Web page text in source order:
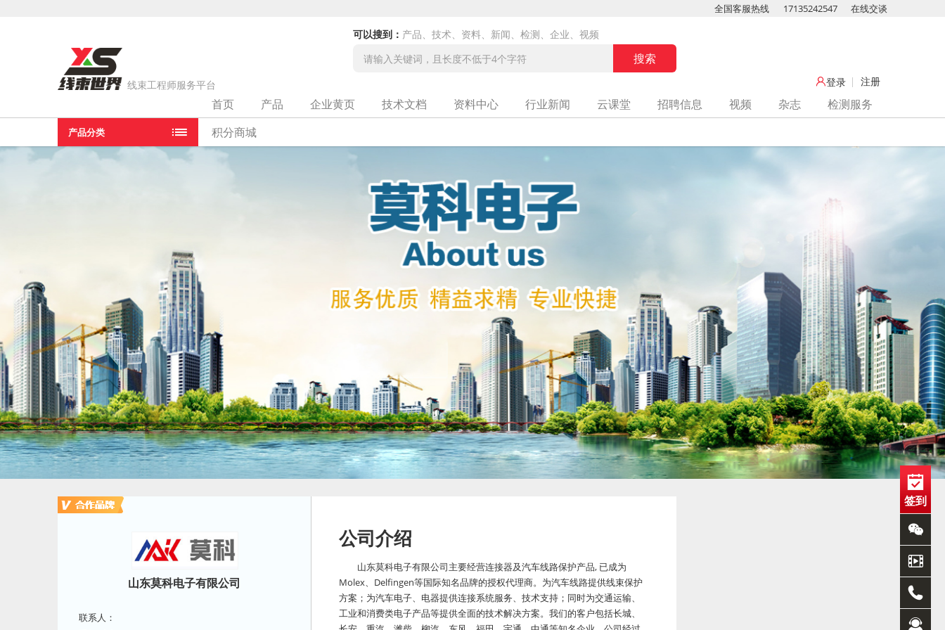
线束工程师服务平台
可以搜到： 产品、技术、资料、新闻、检测、企业、视频
全国客服热线 17135242547 在线交谈
登录 注册
产品分类
首页 产品 企业黄页 技术文档 资料中心 行业新闻 云课堂 招聘信息 视频 杂志
检测服务
积分商城
当前位置： 连接器经销商 山东莫科电子有限公司
山东莫科电子有限公司
联系人：
公司介绍
山东莫科电子有限公司主要经营连接器及汽车线路保护产品, 已成为
Molex、Delfingen等国际知名品牌的授权代理商。为汽车线路提供线束保护
方案；为汽车电子、电器提供连接系统服务、技术支持；同时为交通运输、
工业和消费类电子产品等提供全面的技术解决方案。我们的客户包括长城、
签到